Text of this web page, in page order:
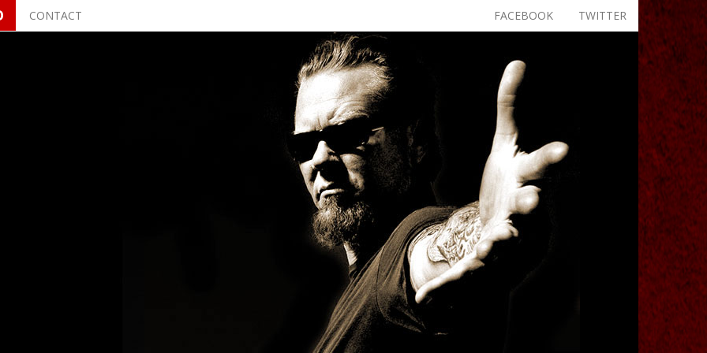
CONTACT TWITTER
FACEBOOK